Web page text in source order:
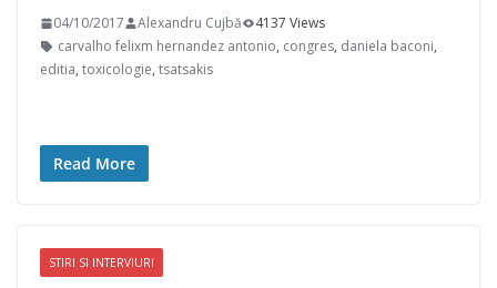
04/10/2017 Alexandru Cujbă
4137 Views
carvalho felixm hernandez antonio, congres, daniela baconi,
editia, toxicologie, tsatsakis
Read More
STIRI SI INTERVIURI